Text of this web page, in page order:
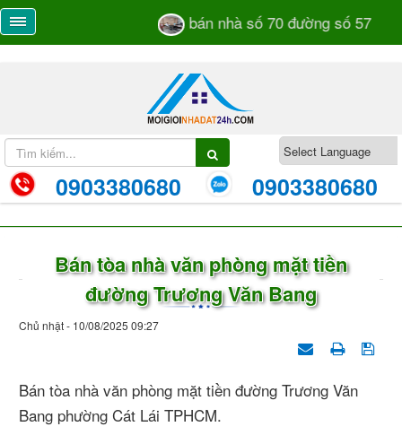
bán nhà số 70 đường số 57 TML
0903380680 0903380680
Bán tòa nhà văn phòng mặt tiền
đường Trương Văn Bang
Chủ nhật - 10/08/2025 09:27
Bán tòa nhà văn phòng mặt tiền đường Trương Văn
Bang phường Cát Lái TPHCM.